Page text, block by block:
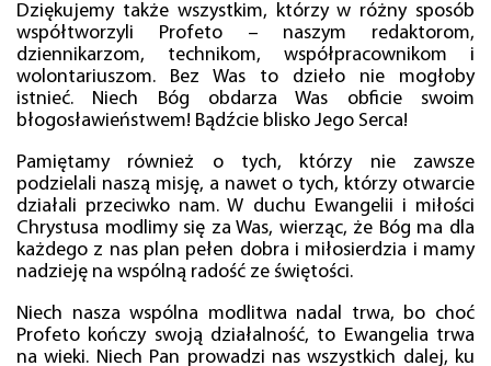
Dziękujemy także wszystkim, którzy w różny sposób
współtworzyli Profeto – naszym redaktorom,
dziennikarzom, technikom, współpracownikom i
wolontariuszom. Bez Was to dzieło nie mogłoby
istnieć. Niech Bóg obdarza Was obficie swoim
błogosławieństwem! Bądźcie blisko Jego Serca!
Pamiętamy również o tych, którzy nie zawsze
podzielali naszą misję, a nawet o tych, którzy otwarcie
działali przeciwko nam. W duchu Ewangelii i miłości
Chrystusa modlimy się za Was, wierząc, że Bóg ma dla
każdego z nas plan pełen dobra i miłosierdzia i mamy
nadzieję na wspólną radość ze świętości.
Niech nasza wspólna modlitwa nadal trwa, bo choć
Profeto kończy swoją działalność, to Ewangelia trwa
na wieki. Niech Pan prowadzi nas wszystkich dalej, ku